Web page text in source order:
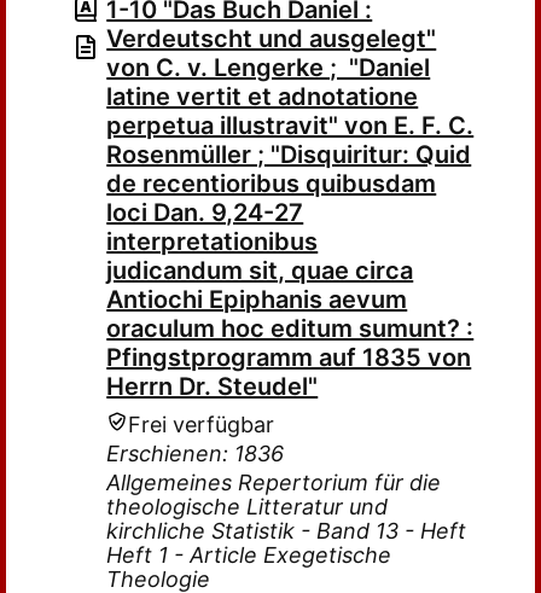
1-10 "Das Buch Daniel :
Verdeutscht und ausgelegt"
von C. v. Lengerke ; "Daniel
latine vertit et adnotatione
perpetua illustravit" von E. F. C.
Rosenmüller ; "Disquiritur: Quid
de recentioribus quibusdam
loci Dan. 9,24-27
interpretationibus
judicandum sit, quae circa
Antiochi Epiphanis aevum
oraculum hoc editum sumunt? :
Pfingstprogramm auf 1835 von
Herrn Dr. Steudel"
Frei verfügbar
Erschienen: 1836
Allgemeines Repertorium für die
theologische Litteratur und
kirchliche Statistik - Band 13 - Heft
Heft 1 - Article Exegetische
Theologie